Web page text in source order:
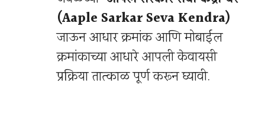
(Aaple Sarkar Seva Kendra)
जाऊन आधार क्रमांक आणि मोबाईल
क्रमांकाच्या आधारे आपली केवायसी
प्रक्रिया तात्काळ पूर्ण करून घ्यावी.